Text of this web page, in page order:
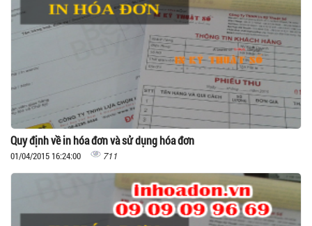
Quy định về in hóa đơn và sử dụng hóa đơn
01/04/2015 16:24:00 711